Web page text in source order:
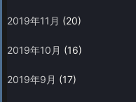
2019年11月 (20)
2019年10月 (16)
2019年9月 (17)